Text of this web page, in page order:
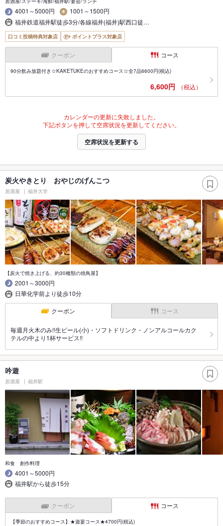
4001～5000円
1001～1500円
福井鉄道福井駅徒歩3分/各線福井(福井)駅西口徒…
口コミ投稿特典対象店 ポイントプラス対象店
クーポン コース
90分飲み放題付き☆KAKETUKEのおすすめコース☆全7品6600円(税込)
6,600円 （税込）
カレンダーの更新に失敗しました。
下記ボタンを押して空席状況を更新してください。
空席状況を更新する
炭火やきとり おやじのげんこつ
居酒屋 福井大学
【炭火で焼き上げる、約30種類の焼鳥屋】
2001～3000円
日華化学前より徒歩10分
クーポン コース
毎週月火木のみ!!生ビール(小)・ソフトドリンク・ノンアルコールカク
テルの中より1杯サービス!!
吟遊
居酒屋 福井駅
和食 創作料理
4001～5000円
福井駅から徒歩15分
クーポン コース
【季節のおすすめコース】★遊宴コース★4700円(税込)